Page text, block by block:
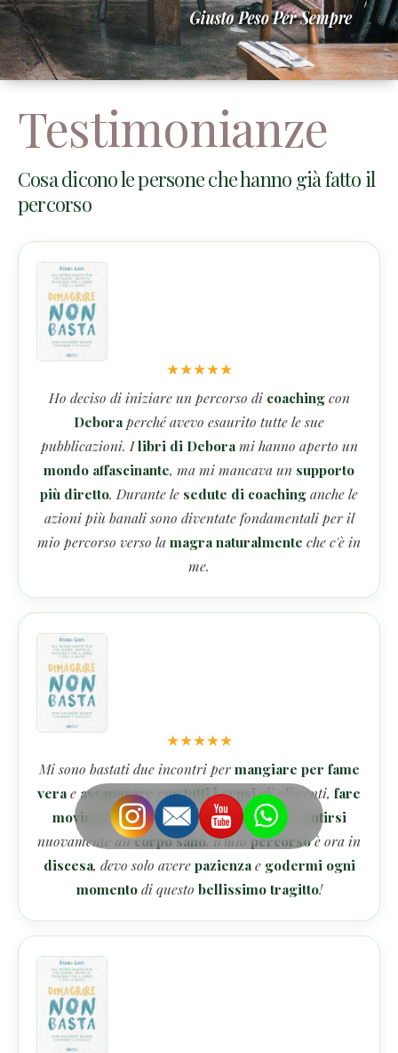
Testimonianze
Cosa dicono le persone che hanno già fatto il
percorso
★★★★★
Ho deciso di iniziare un percorso di coachingcon
Deboraperché avevo esaurito tutte le sue
pubblicazioni. Ilibri di Deborami hanno aperto un
mondo affascinante, ma mi mancava un supporto
più diretto. Durante le sedute di coachinganche le
azioni più banali sono diventate fondamentali per il
mio percorso verso lamagra naturalmente che c'è in
me.
★★★★★
Mi sono bastati due incontri permangiare per fame
verae assaporare con tutti i sensigli alimenti, fare
movimento regolareper ilpiacere di sentirsi
nuovamente uncorpo sano. Il mio percorsoè ora in
discesa, devo solo averepazienzae godermi ogni
momentodi questo bellissimo tragitto!